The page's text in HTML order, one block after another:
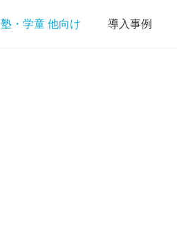
塾・学童 他向け 導入事例